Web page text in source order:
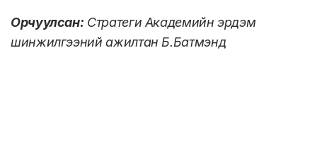
Орчуулсан: Стратеги Академийн эрдэм
шинжилгээний ажилтан Б.Батмэнд